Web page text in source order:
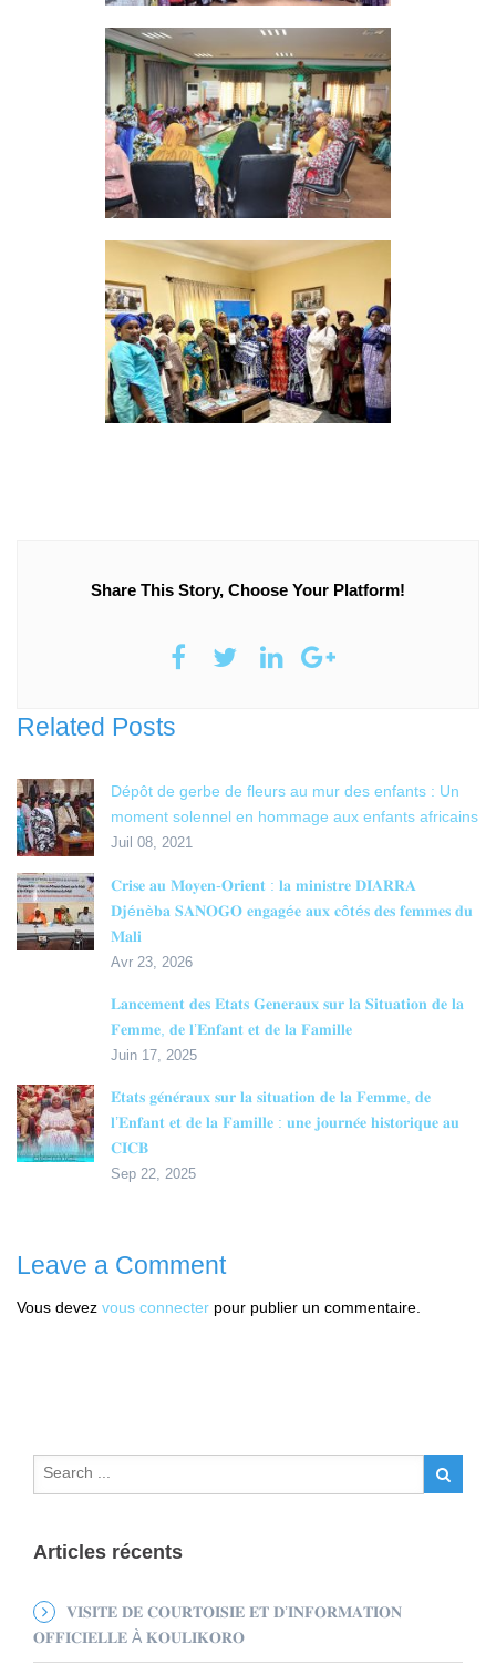
Share This Story, Choose Your Platform!
Related Posts
Dépôt de gerbe de fleurs au mur des enfants : Un
moment solennel en hommage aux enfants africains
Juil 08, 2021
𝐂𝐫𝐢𝐬𝐞 𝐚𝐮 𝐌𝐨𝐲𝐞𝐧-𝐎𝐫𝐢𝐞𝐧𝐭 : 𝐥𝐚 𝐦𝐢𝐧𝐢𝐬𝐭𝐫𝐞 𝐃𝐈𝐀𝐑𝐑𝐀
𝐃𝐣é𝐧è𝐛𝐚 𝐒𝐀𝐍𝐎𝐆𝐎 𝐞𝐧𝐠𝐚𝐠é𝐞 𝐚𝐮𝐱 𝐜ô𝐭é𝐬 𝐝𝐞𝐬 𝐟𝐞𝐦𝐦𝐞𝐬 𝐝𝐮
𝐌𝐚𝐥𝐢
Avr 23, 2026
𝐋𝐚𝐧𝐜𝐞𝐦𝐞𝐧𝐭 𝐝𝐞𝐬 𝐄𝐭𝐚𝐭𝐬 𝐆𝐞𝐧𝐞𝐫𝐚𝐮𝐱 𝐬𝐮𝐫 𝐥𝐚 𝐒𝐢𝐭𝐮𝐚𝐭𝐢𝐨𝐧 𝐝𝐞 𝐥𝐚
𝐅𝐞𝐦𝐦𝐞, 𝐝𝐞 𝐥’𝐄𝐧𝐟𝐚𝐧𝐭 𝐞𝐭 𝐝𝐞 𝐥𝐚 𝐅𝐚𝐦𝐢𝐥𝐥𝐞
Juin 17, 2025
𝐄́𝐭𝐚𝐭𝐬 𝐠𝐞́𝐧𝐞́𝐫𝐚𝐮𝐱 𝐬𝐮𝐫 𝐥𝐚 𝐬𝐢𝐭𝐮𝐚𝐭𝐢𝐨𝐧 𝐝𝐞 𝐥𝐚 𝐅𝐞𝐦𝐦𝐞, 𝐝𝐞
𝐥’𝐄𝐧𝐟𝐚𝐧𝐭 𝐞𝐭 𝐝𝐞 𝐥𝐚 𝐅𝐚𝐦𝐢𝐥𝐥𝐞 : 𝐮𝐧𝐞 𝐣𝐨𝐮𝐫𝐧𝐞́𝐞 𝐡𝐢𝐬𝐭𝐨𝐫𝐢𝐪𝐮𝐞 𝐚𝐮
𝐂𝐈𝐂𝐁
Sep 22, 2025
Leave a Comment
Vous devez vous connecter pour publier un commentaire.
Articles récents
𝐕𝐈𝐒𝐈𝐓𝐄 𝐃𝐄 𝐂𝐎𝐔𝐑𝐓𝐎𝐈𝐒𝐈𝐄 𝐄𝐓 𝐃’𝐈𝐍𝐅𝐎𝐑𝐌𝐀𝐓𝐈𝐎𝐍
𝐎𝐅𝐅𝐈𝐂𝐈𝐄𝐋𝐋𝐄 À 𝐊𝐎𝐔𝐋𝐈𝐊𝐎𝐑𝐎